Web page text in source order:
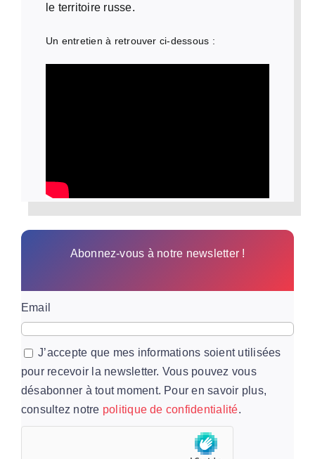
le territoire russe.
Un entretien à retrouver ci-dessous :
Abonnez-vous à notre newsletter !
Email
J’accepte que mes informations soient utilisées
pour recevoir la newsletter. Vous pouvez vous
désabonner à tout moment. Pour en savoir plus,
consultez notre politique de confidentialité.